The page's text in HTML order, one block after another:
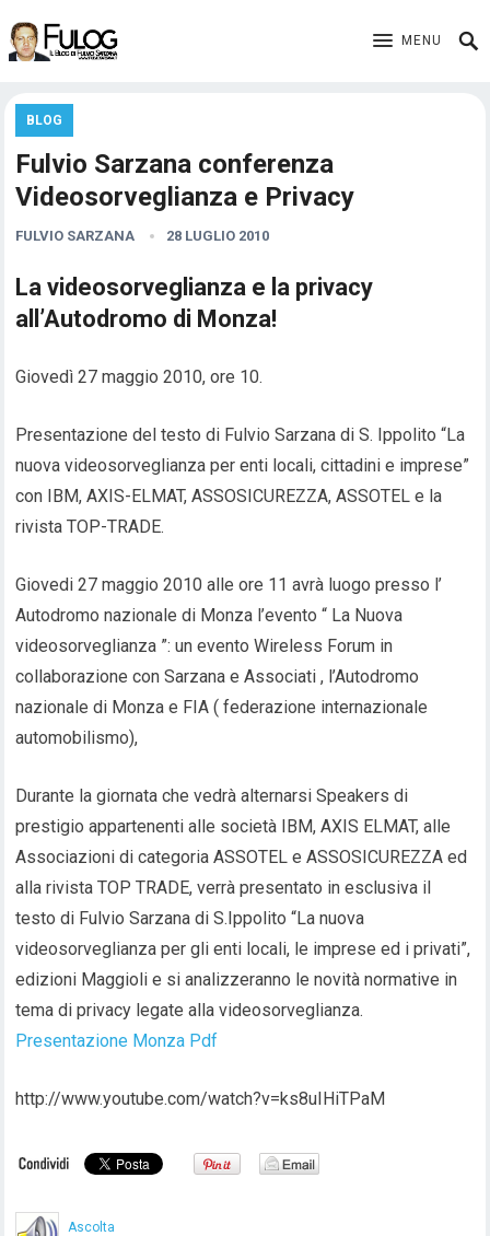
MENU
BLOG
Fulvio Sarzana conferenza
Videosorveglianza e Privacy
FULVIO SARZANA 28 LUGLIO 2010
La videosorveglianza e la privacy
all’Autodromo di Monza!
Giovedì 27 maggio 2010, ore 10.
Presentazione del testo di Fulvio Sarzana di S. Ippolito “La
nuova videosorveglianza per enti locali, cittadini e imprese”
con IBM, AXIS-ELMAT, ASSOSICUREZZA, ASSOTEL e la
rivista TOP-TRADE.
Giovedi 27 maggio 2010 alle ore 11 avrà luogo presso l’
Autodromo nazionale di Monza l’evento “ La Nuova
videosorveglianza ”: un evento Wireless Forum in
collaborazione con Sarzana e Associati , l’Autodromo
nazionale di Monza e FIA ( federazione internazionale
automobilismo),
Durante la giornata che vedrà alternarsi Speakers di
prestigio appartenenti alle società IBM, AXIS ELMAT, alle
Associazioni di categoria ASSOTEL e ASSOSICUREZZA ed
alla rivista TOP TRADE, verrà presentato in esclusiva il
testo di Fulvio Sarzana di S.Ippolito “La nuova
videosorveglianza per gli enti locali, le imprese ed i privati”,
edizioni Maggioli e si analizzeranno le novità normative in
tema di privacy legate alla videosorveglianza.
Presentazione Monza Pdf
http://www.youtube.com/watch?v=ks8uIHiTPaM
Ascolta